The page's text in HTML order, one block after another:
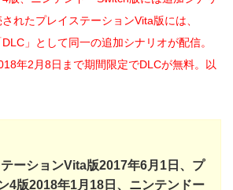
れたプレイステーションVita版には、
」として同一の追加シナリオが配信。
年2月8日まで期間限定でDLCが無料。以
ーションVita版2017年6月1日、プ
4版2018年1月18日、ニンテンドー